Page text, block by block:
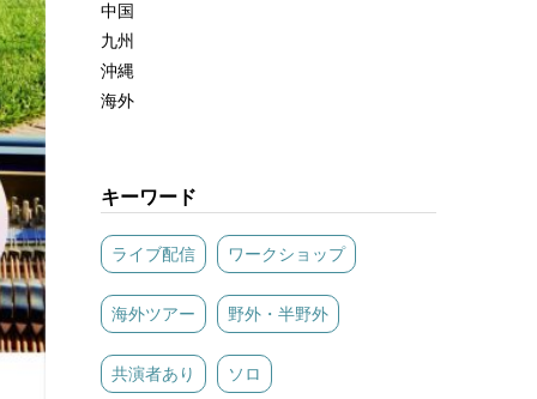
中国
九州
沖縄
海外
キーワード
ライブ配信 ワークショップ
海外ツアー 野外・半野外
共演者あり ソロ